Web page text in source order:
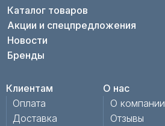
Каталог товаров
Акции и спецпредложения
Новости
Бренды
Клиентам
Оплата
Доставка
О нас
О компании
Отзывы